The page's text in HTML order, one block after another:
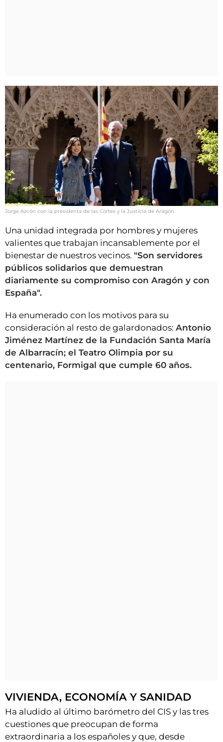
Jorge Azcón con la presidenta de las Cortes y la Justicia de Aragón
Una unidad integrada por hombres y mujeres
valientes que trabajan incansablemente por el
bienestar de nuestros vecinos. "Son servidores
públicos solidarios que demuestran
diariamente su compromiso con Aragón y con
España".
Ha enumerado con los motivos para su
consideración al resto de galardonados: Antonio
Jiménez Martínez de la Fundación Santa María
de Albarracín; el Teatro Olimpia por su
centenario, Formigal que cumple 60 años.
VIVIENDA, ECONOMÍA Y SANIDAD
Ha aludido al último barómetro del CIS y las tres
cuestiones que preocupan de forma
extraordinaria a los españoles y que, desde